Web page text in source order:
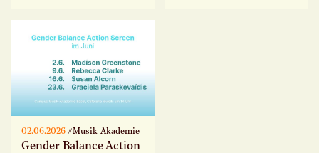
02.06.2026 #Musik-Akademie
Gender Balance Action